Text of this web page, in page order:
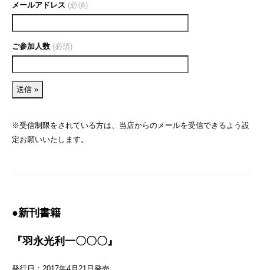
メールアドレス (必須)
ご参加人数 (必須)
※受信制限をされている方は、当店からのメールを受信できるよう設
定お願いいたします。
●新刊書籍
『羽永光利一〇〇〇』